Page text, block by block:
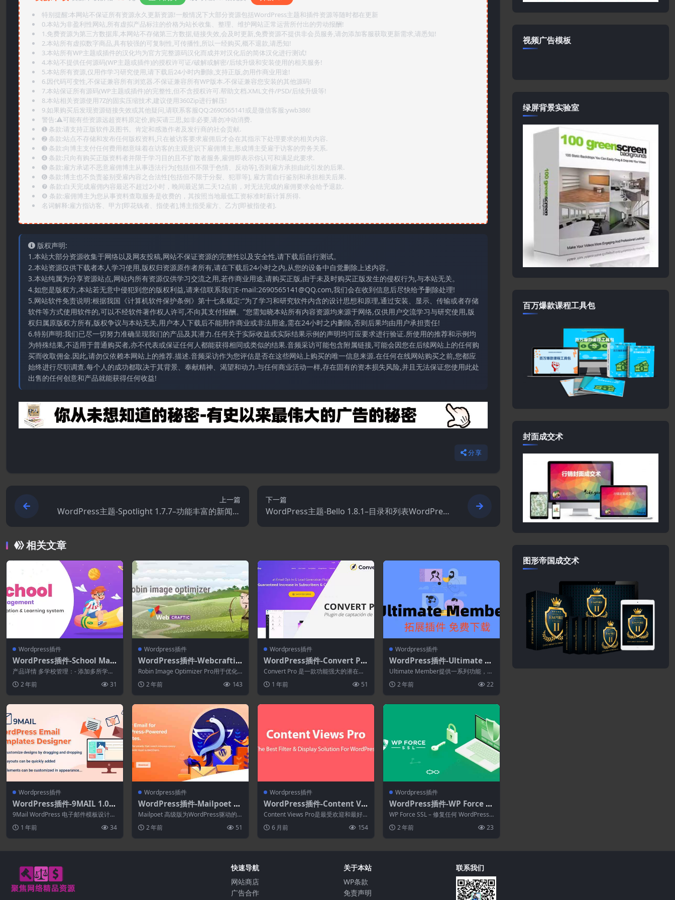
特别提醒:本网站不保证所有资源永久更新资源!一般情况下大部分资源包括WordPress主题和插件资源等随时都在更新
0.本站为非盈利性网站,所有虚拟产品标注的价格为站长收集、整理、维护网站正常运营所付出的劳动报酬!
1.免费资源为第三方数据库,本网站不存储第三方数据,链接失效,会及时更新,免费资源不提供非会员服务,请勿添加客服获取更新需求,请悉知!
2.本站所有虚拟数字商品,具有较强的可复制性,可传播性,所以一经购买,概不退款,请悉知!
3.本站所有WP主题或插件的汉化均为官方完整源码汉化而成并对汉化后的简体汉化进行测试!
4.本站不提供任何源码(WP主题或插件)的授权许可证/破解或解密/后续升级和安装使用的相关服务!
5.本站所有资源,仅用作学习研究使用,请下载后24小时内删除,支持正版,勿用作商业用途!
6.因代码可变性,不保证兼容所有浏览器.不保证兼容所有WP版本.不保证兼容您安装的其他源码!
7.本站保证所有源码(WP主题或插件)的完整性,但不含授权许可.帮助文档.XML文件/PSD/后续升级等!
8.本站相关资源使用7Z的固实压缩技术,建议使用360Zip进行解压!
9.如果购买后发现资源链接失效或其他疑问,请联系客服QQ:2690565141或是微信客服:ywb386!
警告:⚠️可能有些资源远超资料原定价,购买请三思,如非必要,请勿冲动消费.
➊️ 条款:请支持正版软件及图书。肯定和感激作者及发行商的社会贡献.
➋️ 条款:站点不存储和发布任何版权资料,只在被访客要求雇佣后才会在其指示下处理要求的相关内容.
➌️ 条款:向博主支付任何费用都意味着在访客的主观意识下雇佣博主,形成博主受雇于访客的劳务关系.
➍️ 条款:只向有购买正版资料者并限于学习目的且不扩散者服务,雇佣即表示你认可和满足此要求.
➎ 条款:雇方承诺不恶意雇佣博主从事违法行为[包括但不限于色情、反动等],否则雇方承担由此引发的后果.
➏️ 条款:博主也不负责鉴别受雇内容之合法性[包括但不限于分裂、犯罪等], 雇方需自行鉴别和承担相关后果.
❼ 条款:白天完成雇佣内容最迟不超过2小时，晚间最迟第二天12点前，对无法完成的雇佣要求会给予退款.
❽ 条款:雇佣博主为您从事资料查取服务是收费的，其按照当地最低工资标准时薪计算所得.
名词解释:雇方指访客、甲方[即花钱者、指使者],博主指受雇方、乙方[即被指使者].
版权声明:
1.本站大部分资源收集于网络以及网友投稿,网站不保证资源的完整性以及安全性,请下载后自行测试。
2.本站资源仅供下载者本人学习使用,版权归资源原作者所有,请在下载后24小时之内,从您的设备中自觉删除上述内容。
3.本站纯属为分享资源站点,网站内所有资源仅供学习交流之用,若作商业用途,请购买正版,由于未及时购买正版发生的侵权行为,与本站无关。
4.如您是版权方,本站若无意中侵犯到您的版权利益,请来信联系我们E-mail:2690565141@QQ.com,我们会在收到信息后尽快给予删除处理!
5.网站软件免责说明:根据我国《计算机软件保护条例》第十七条规定:“为了学习和研究软件内含的设计思想和原理,通过安装、显示、传输或者存储
软件等方式使用软件的,可以不经软件著作权人许可,不向其支付报酬。”您需知晓本站所有内容资源均来源于网络,仅供用户交流学习与研究使用,版
权归属原版权方所有,版权争议与本站无关,用户本人下载后不能用作商业或非法用途,需在24小时之内删除,否则后果均由用户承担责任!
6.特别声明:我们已尽一切努力准确呈现我们的产品及其潜力.任何关于实际收益或实际结果示例的声明均可应要求进行验证.所使用的推荐和示例均
为特殊结果,不适用于普通购买者,亦不代表或保证任何人都能获得相同或类似的结果.音频采访可能包含附属链接,可能会因您在后续网站上的任何购
买而收取佣金.因此,请勿仅依赖本网站上的推荐.描述.音频采访作为您评估是否在这些网站上购买的唯一信息来源.在任何在线网站购买之前,您都应
始终进行尽职调查.每个人的成功都取决于其背景、奉献精神、渴望和动力.与任何商业活动一样,存在固有的资本损失风险,并且无法保证您使用此处
出售的任何创意和产品就能获得任何收益!
分享
上一篇
WordPress主题-Spotlight 1.7.7–功能丰富的新闻和
杂志WordPress主题
下一篇
WordPress主题-Bello 1.8.1–目录和列表WordPress
主题
相关文章
Wordpress插件
WordPress插件-School Man
agement 10.3.9
产品详情 多学校管理：- 添加多所学
理个别学校...
2 年前 31
Wordpress插件
WordPress插件-Webcraftic
Robin Image Optimizer Pro
1.8.2
Robin Image Optimizer Pro用于优化
2 年前 143
Wordpress插件
WordPress插件-Convert Pr
o 1.8.5–WordPress潜在客户
生成工具
Convert Pro 是一款功能强大的潜在客
为...1 年前 51
Wordpress插件
WordPress插件-Ultimate M
ember–User Reviews 2.2.3
(Ultimate Member拓展)-会
员WordPress插件
Ultimate Member提供一系列功能，包
2 年前 22
Wordpress插件
WordPress插件-9MAIL 1.0.9
-WordPress电子邮件模板设计
器
9Mail WordPress 电子邮件模板设计器
1 年前 34
Wordpress插件
WordPress插件-Mailpoet Pr
emium 5.3.0-WordPress的
时事通讯插件
Mailpoet 高级版为WordPress驱动的
2 年前 51
Wordpress插件
WordPress插件-Content Vie
ws Pro 7.3.0–WordPress过
滤器和网格插件
Content Views Pro是最受欢迎和最好
6 月前 154
Wordpress插件
WordPress插件-WP Force SS
L Pro 5.31–修复任何WordPr
ess网站上的SSL
WP Force SSL – 修复任何 WordPress
2 年前 23
视频广告模板
绿屏背景实验室
百万爆款课程工具包
封面成交术
图形帝国成交术
快速导航
网站商店
广告合作
关于本站
WP条款
免责声明
联系我们